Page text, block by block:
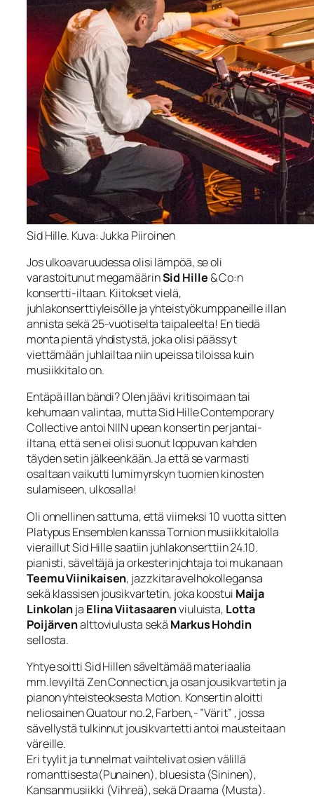
Sid Hille. Kuva: Jukka Piiroinen
Jos ulkoavaruudessa olisi lämpöä, se oli
varastoitunut megamäärinSid Hille& Co:n
konsertti-iltaan. Kiitokset vielä,
juhlakonserttiyleisölle ja yhteistyökumppaneille illan
annista sekä 25-vuotiselta taipaleelta! En tiedä
monta pientä yhdistystä, joka olisi päässyt
viettämään juhlailtaa niin upeissa tiloissa kuin
musiikkitalo on.
Entäpä illan bändi? Olen jäävi kritisoimaan tai
kehumaan valintaa, mutta Sid Hille Contemporary
Collective antoi NIIN upean konsertin perjantai-
iltana, että sen ei olisi suonut loppuvan kahden
täyden setin jälkeenkään. Ja että se varmasti
osaltaan vaikutti lumimyrskyn tuomien kinosten
sulamiseen, ulkosalla!
Oli onnellinen sattuma, että viimeksi 10 vuotta sitten
Platypus Ensemblen kanssa Tornion musiikkitalolla
vieraillut Sid Hille saatiin juhlakonserttiin 24.10.
pianisti, säveltäjä ja orkesterinjohtaja toi mukanaan
Teemu Viinikaisen, jazzkitaravelhokollegansa
sekä klassisen jousikvartetin, joka koostui Maija
Linkolanja Elina Viitasaarenviuluista, Lotta
Poijärvenalttoviulusta sekä Markus Hohdin
sellosta.
Yhtye soitti Sid Hillen säveltämää materiaalia
mm.levyiltä Zen Connection,ja osan jousikvartetin ja
pianon yhteisteoksesta Motion. Konsertin aloitti
neliosainen Quatour no.2, Farben,- ”Värit” , jossa
sävellystä tulkinnut jousikvartetti antoi mausteitaan
väreille.
Eri tyylit ja tunnelmat vaihtelivat osien välillä
romanttisesta(Punainen), bluesista (Sininen),
Kansanmusiikki (Vihreä), sekä Draama (Musta).